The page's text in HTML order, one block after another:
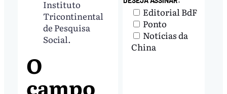
Instituto
Tricontinental
de Pesquisa
Social.
O
campo
Editorial BdF
Ponto
Notícias da
China